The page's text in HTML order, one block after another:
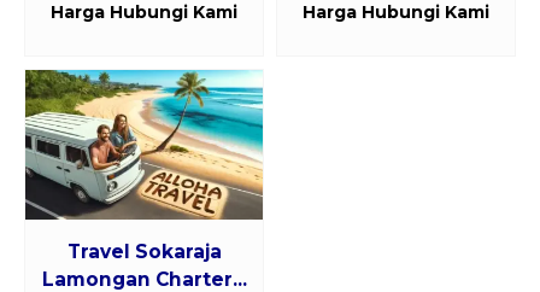
Harga Hubungi Kami Harga Hubungi Kami
Travel Sokaraja
Lamongan Charter...